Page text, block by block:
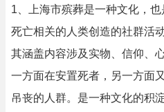
1、上海市殡葬是一种文化，
死亡相关的人类创造的社群活
其涵盖内容涉及实物、信仰、
一方面在安置死者，另一方面
吊丧的人群。是一种文化的积